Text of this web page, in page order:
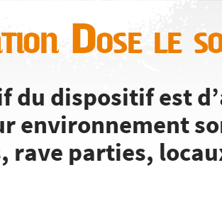
Dose le
du dispositif est
environnement
rave parties,